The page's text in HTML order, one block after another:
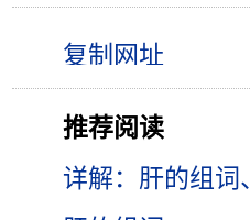
推荐阅读
详解：肝的组词